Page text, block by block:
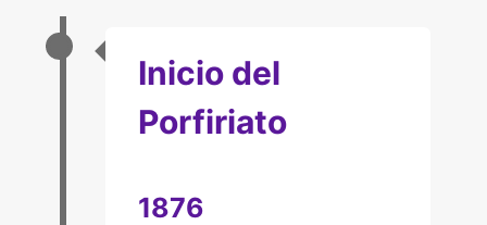
Inicio del
Porfiriato
1876